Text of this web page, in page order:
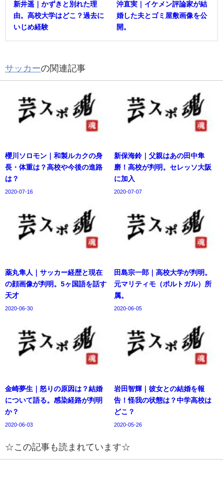
新井遥｜かずきと別れた理
由。高校大学はどこ？過去に
いじめ経験
沖直実｜イケメン評論家が結
婚した夫とゴミ屋敷画像を公
開。
サッカーの関連記事
櫻川ソロモン｜和製ルカクの身
長・体重は？高校や今後の進路
は？
2020-07-16
新保海鈴｜父親はあの田中隼
磨！高校が判明。セレッソ大阪
に加入
2020-07-07
薬丸隼人｜サッカー経歴と現在
の顔画像が判明。5ヶ国語を話す
天才
2020-06-30
田島宗一郎｜高校大学が判明。
元マリティモ（ポルトガル）所
属。
2020-06-05
金崎夢生｜怒りの原因は？結婚
について語る。感染経路が判明
か？
2020-06-03
岩田智輝｜彼女との結婚を報
告！怪我の状態は？中学高校は
どこ？
2020-05-26
☆この記事も読まれています☆